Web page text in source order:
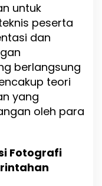
untuk
peserta
dan
berlangsung
teori
yang
oleh para
Fotografi